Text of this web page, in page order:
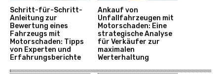
Schritt-für-Schritt-
Anleitung zur
Bewertung eines
Fahrzeugs mit
Motorschaden: Tipps
von Experten und
Erfahrungsberichte
Ankauf von
Unfallfahrzeugen mit
Motorschaden: Eine
strategische Analyse
für Verkäufer zur
maximalen
Werterhaltung